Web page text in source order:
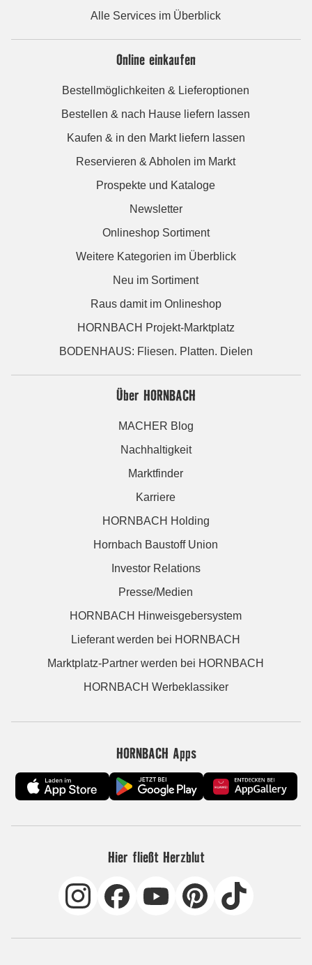
Alle Services im Überblick
Online einkaufen
Bestellmöglichkeiten & Lieferoptionen
Bestellen & nach Hause liefern lassen
Kaufen & in den Markt liefern lassen
Reservieren & Abholen im Markt
Prospekte und Kataloge
Newsletter
Onlineshop Sortiment
Weitere Kategorien im Überblick
Neu im Sortiment
Raus damit im Onlineshop
HORNBACH Projekt-Marktplatz
BODENHAUS: Fliesen. Platten. Dielen
Über HORNBACH
MACHER Blog
Nachhaltigkeit
Marktfinder
Karriere
HORNBACH Holding
Hornbach Baustoff Union
Investor Relations
Presse/Medien
HORNBACH Hinweisgebersystem
Lieferant werden bei HORNBACH
Marktplatz-Partner werden bei HORNBACH
HORNBACH Werbeklassiker
HORNBACH Apps
Hier fließt Herzblut